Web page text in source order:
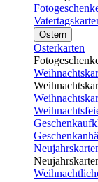
Ostern
Osterkarten